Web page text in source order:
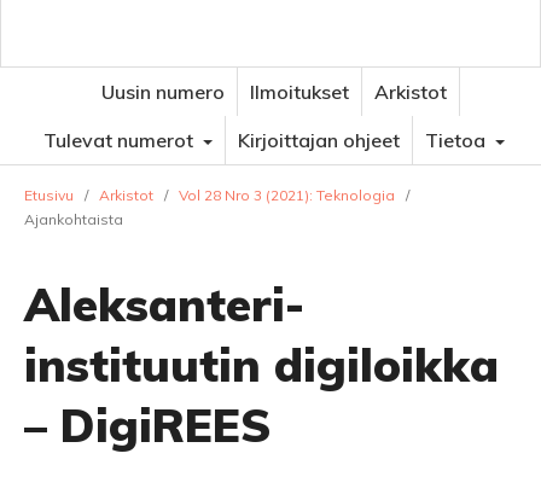
Uusin numero Ilmoitukset
Arkistot
Tulevat numerot
Kirjoittajan ohjeet Tietoa
Etusivu / Arkistot / Vol 28 Nro 3 (2021): Teknologia
/
Ajankohtaista
Aleksanteri-
instituutin digiloikka
– DigiREES